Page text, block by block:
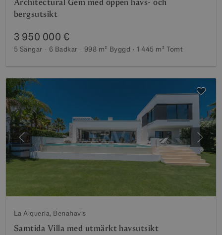
bergsutsikt
3 950 000 €
5 Sängar 6 Badkar 998 m² Byggd 1 445 m² Tomt
Föregående Nästa
La Alqueria, Benahavis
Samtida Villa med utmärkt havsutsikt